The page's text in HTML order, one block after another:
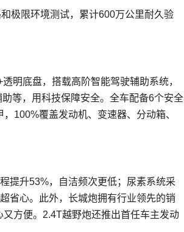
极限环境测试，累计600万公里耐久验
明底盘，搭载高阶智能驾驶辅助系统，
等，用科技保障安全。全车配备6个安全
100%覆盖发动机、变速器、分动箱、
提升53%，自洁频次更低；尿素系统采
省心。此外，长城炮拥有行业领先的销
方便。2.4T越野炮还推出首任车主发动